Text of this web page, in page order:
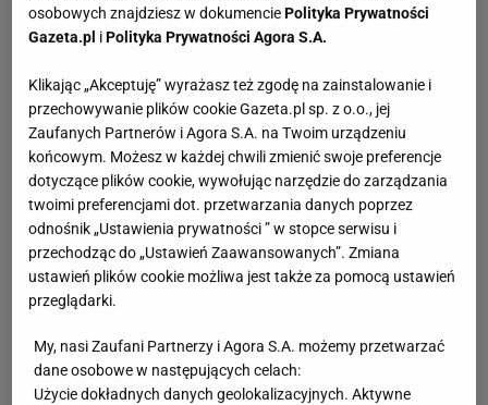
osobowych znajdziesz w dokumenciePolityka Prywatności
Gazeta.pl iPolityka Prywatności Agora S.A.
Klikając „Akceptuję” wyrażasz też zgodę na zainstalowanie i
przechowywanie plików cookie Gazeta.pl sp. z o.o., jej
Zaufanych Partnerów i Agora S.A. na Twoim urządzeniu
końcowym. Możesz w każdej chwili zmienić swoje preferencje
dotyczące plików cookie, wywołując narzędzie do zarządzania
twoimi preferencjami dot. przetwarzania danych poprzez
odnośnik „Ustawienia prywatności ” w stopce serwisu i
przechodząc do „Ustawień Zaawansowanych”. Zmiana
ustawień plików cookie możliwa jest także za pomocą ustawień
przeglądarki.
My, nasi Zaufani Partnerzy i Agora S.A. możemy przetwarzać
dane osobowe w następujących celach:
Użycie dokładnych danych geolokalizacyjnych. Aktywne